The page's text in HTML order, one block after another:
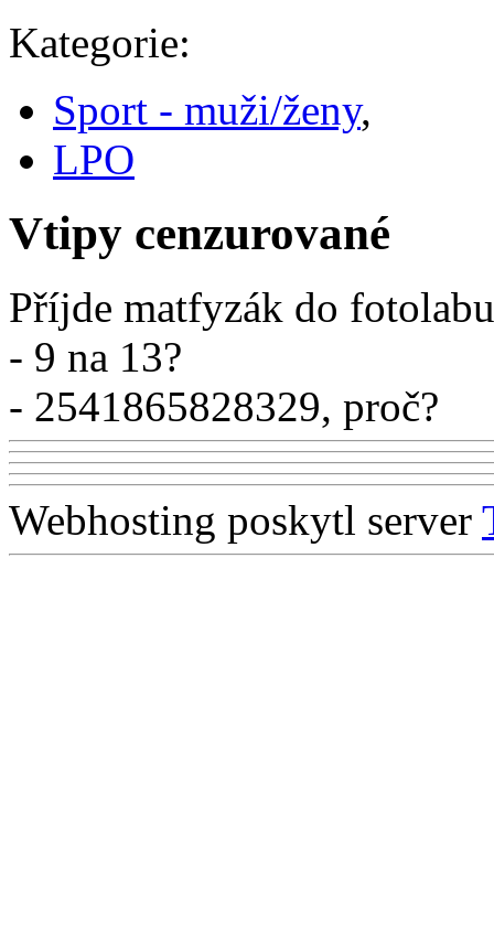
Kategorie:
Sport - muži/ženy,
LPO
Vtipy cenzurované
Příjde matfyzák do
- 9 na 13?
- 2541865828329, proč?
Webhosting poskytl server